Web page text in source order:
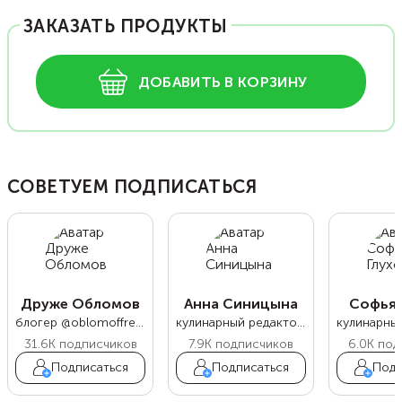
ЗАКАЗАТЬ ПРОДУКТЫ
ДОБАВИТЬ В КОРЗИНУ
СОВЕТУЕМ ПОДПИСАТЬСЯ
Друже Обломов
блогер @oblomoffrecipe
31.6Kподписчиков
Подписаться
Анна Синицына
кулинарный редактор Food.ru
7.9K подписчиков
Подписаться
Софья
6.0K